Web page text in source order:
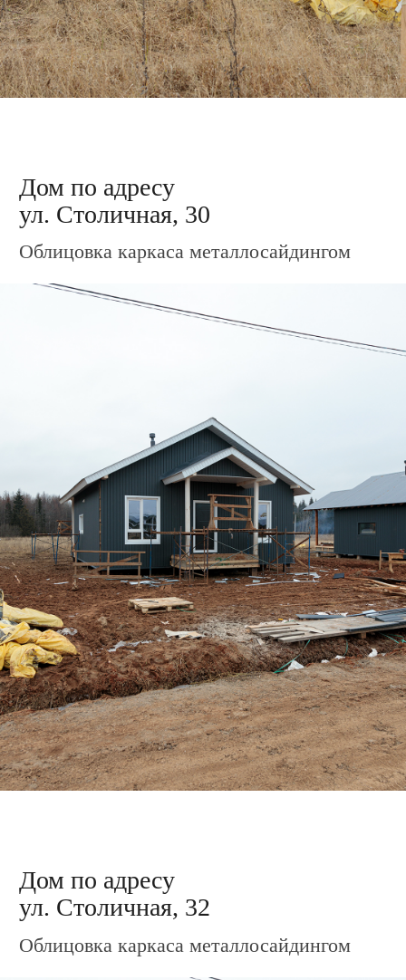
Подготовка материала для облицовки
каркаса металлосайдингом